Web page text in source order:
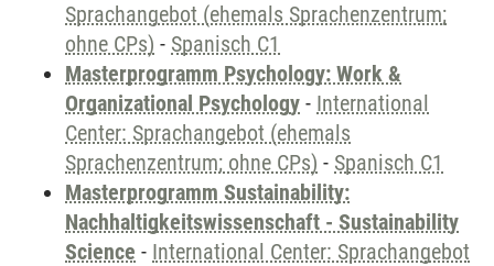
Sprachangebot (ehemals Sprachenzentrum;
ohne CPs) - Spanisch C1
Masterprogramm Psychology: Work &
Organizational Psychology - International
Center: Sprachangebot (ehemals
Sprachenzentrum; ohne CPs) - Spanisch C1
Masterprogramm Sustainability:
Nachhaltigkeitswissenschaft - Sustainability
Science - International Center: Sprachangebot